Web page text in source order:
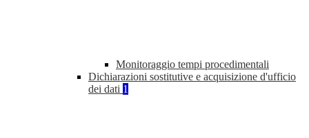
Monitoraggio tempi procedimentali
Dichiarazioni sostitutive e acquisizione d'ufficio
dei dati 1